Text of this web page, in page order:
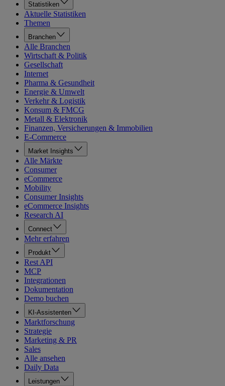
Statistiken
Aktuelle Statistiken
Themen
Branchen
Alle Branchen
Wirtschaft & Politik
Gesellschaft
Internet
Pharma & Gesundheit
Energie & Umwelt
Verkehr & Logistik
Konsum & FMCG
Metall & Elektronik
Finanzen, Versicherungen & Immobilien
E-Commerce
Market Insights
Alle Märkte
Consumer
eCommerce
Mobility
Consumer Insights
eCommerce Insights
Research AI
Connect
Mehr erfahren
Produkt
Rest API
MCP
Integrationen
Dokumentation
Demo buchen
KI-Assistenten
Marktforschung
Strategie
Marketing & PR
Sales
Alle ansehen
Daily Data
Leistungen